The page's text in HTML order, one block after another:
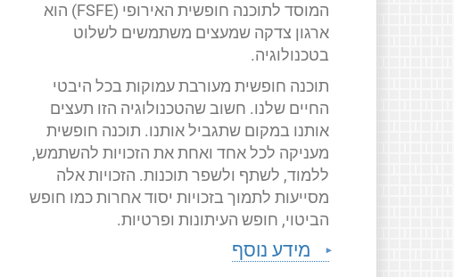
המוסד לתוכנה חופשית האירופי (FSFE) הוא
ארגון צדקה שמעצים משתמשים לשלוט
בטכנולוגיה.
תוכנה חופשית מעורבת עמוקות בכל היבטי
החיים שלנו. חשוב שהטכנולוגיה הזו תעצים
אותנו במקום שתגביל אותנו. תוכנה חופשית
מעניקה לכל אחד ואחת את הזכויות להשתמש,
ללמוד, לשתף ולשפר תוכנות. הזכויות אלה
מסייעות לתמוך בזכויות יסוד אחרות כמו חופש
הביטוי, חופש העיתונות ופרטיות.
מידע נוסף